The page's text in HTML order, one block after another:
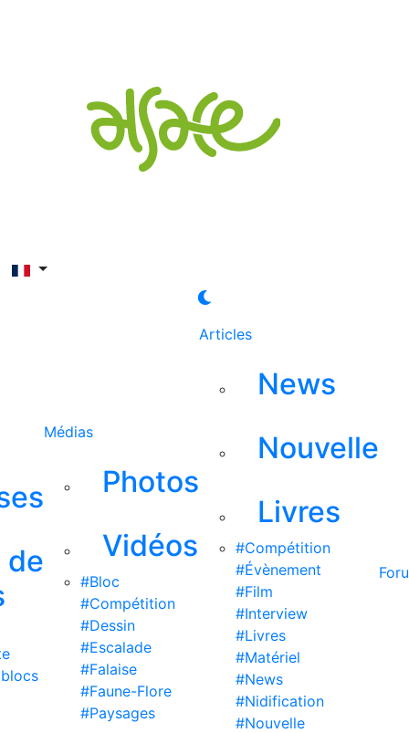
de
Médias
Photos
Vidéos
#Bloc
#Compétition
#Dessin
#Escalade
#Falaise
#Faune-Flore
#Paysages
Articles
News
Nouvelle
Livres
#Compétition
#Évènement
#Film
#Interview
#Livres
#Matériel
#News
#Nidification
#Nouvelle